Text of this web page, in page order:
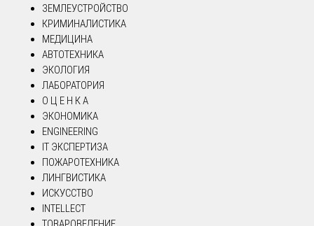
ЗЕМЛЕУСТРОЙСТВО
КРИМИНАЛИСТИКА
МЕДИЦИНА
АВТОТЕХНИКА
ЭКОЛОГИЯ
ЛАБОРАТОРИЯ
О Ц Е Н К А
ЭКОНОМИКА
ENGINEERING
IT ЭКСПЕРТИЗА
ПОЖАРОТЕХНИКА
ЛИНГВИСТИКА
ИСКУССТВО
INTELLECT